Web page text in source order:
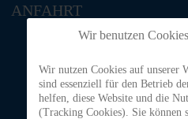
ANFAHRT
Wir benutzen Cookies
Wir nutzen Cookies auf unserer
sind essenziell für den Betrieb
helfen, diese Website und die
(Tracking Cookies). Sie können